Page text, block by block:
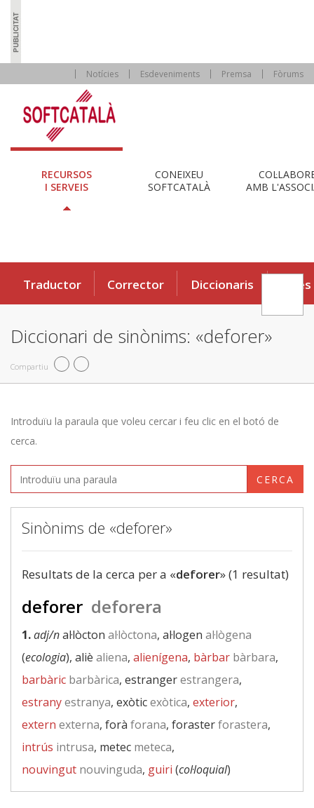
Notícies Esdeveniments Premsa Fòrums
RECURSOS
I SERVEIS
CONEIXEU
SOFTCATALÀ
AMB
Traductor Corrector Diccionaris Eines
Diccionari de sinònims: «deforer»
Compartiu
Introduïu la paraula que voleu cercar i feu clic en el botó de
cerca.
CERCA
Sinònims de «deforer»
Resultats de la cerca per a «deforer» (1 resultat)
deforer deforera
1.adj/nal·lòcton al·lòctona, al·logen al·lògena
(ecologia), aliè aliena, alienígena, bàrbar bàrbara,
barbàric barbàrica, estrangerestrangera,
estranyestranya, exòticexòtica, exterior,
extern externa, forà forana, forasterforastera,
intrús intrusa, metec meteca,
nouvingut nouvinguda, guiri (col·loquial)